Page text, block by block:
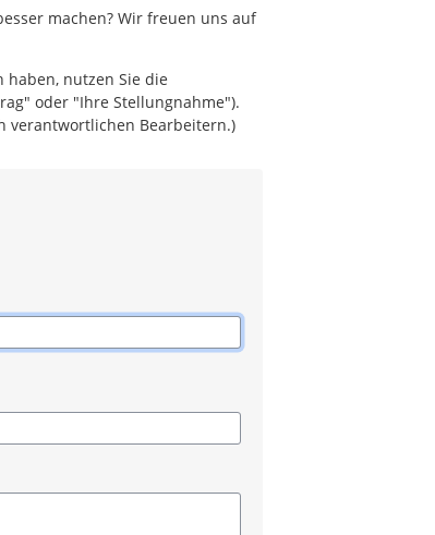
machen? Wir freuen uns auf
haben, nutzen Sie die
oder "Ihre Stellungnahme").
verantwortlichen Bearbeitern.)